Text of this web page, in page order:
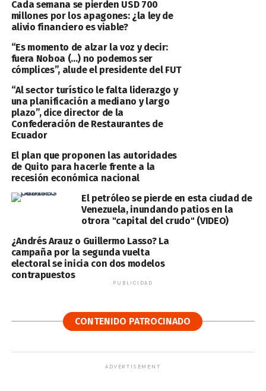
Cada semana se pierden USD 700
millones por los apagones: ¿la ley de
alivio financiero es viable?
“Es momento de alzar la voz y decir:
fuera Noboa (…) no podemos ser
cómplices”, alude el presidente del FUT
“Al sector turístico le falta liderazgo y
una planificación a mediano y largo
plazo”, dice director de la
Confederación de Restaurantes de
Ecuador
El plan que proponen las autoridades
de Quito para hacerle frente a la
recesión económica nacional
El petróleo se pierde en esta ciudad de
Venezuela, inundando patios en la
otrora "capital del crudo" (VIDEO)
¿Andrés Arauz o Guillermo Lasso? La
campaña por la segunda vuelta
electoral se inicia con dos modelos
contrapuestos
PUBLICIDAD
CONTENIDO PATROCINADO
ADVERTISEMENT